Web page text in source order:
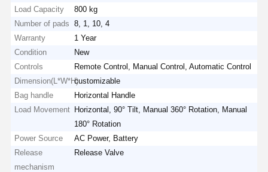
Load Capacity
800 kg
Number of pads
8, 1, 10, 4
Warranty
1 Year
Condition
New
Controls
Remote Control, Manual Control, Automatic Control
Dimension(L*W*H)customizable
Bag handle
Horizontal Handle
Load Movement Horizontal, 90° Tilt, Manual 360° Rotation, Manual
180° Rotation
Power Source
AC Power, Battery
Release
mechanism
Release Valve